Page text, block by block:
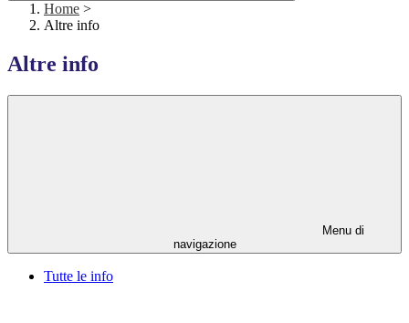
Home >
Altre info
Altre info
Menu di
navigazione
Tutte le info